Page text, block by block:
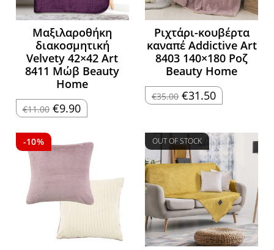
Μαξιλαροθήκη
διακοσμητική
Velvety 42×42 Art
8411 Μώβ Beauty
Home
€11.00 Original
price
€9.90Η
τρέχουσα
€9.90.
Ριχτάρι-κουβέρτα
καναπέ Addictive Art
8403 140×180 Ροζ
Beauty Home
€35.00 Original
price
€31.50Η
τρέχουσα
-10%
OUT OF STOCK